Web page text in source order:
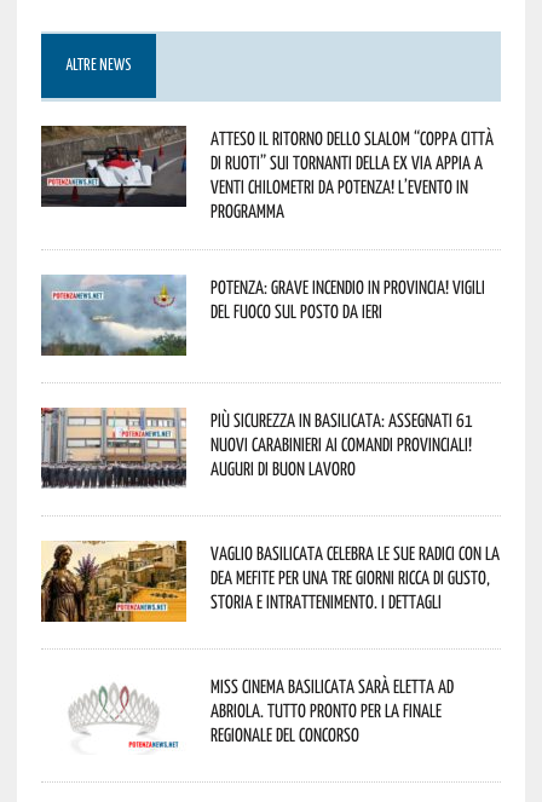
ALTRE NEWS
Atteso il ritorno dello slalom “Coppa Città
di Ruoti” sui tornanti della ex via Appia a
venti chilometri da Potenza! L’evento in
programma
Potenza: grave incendio in Provincia! Vigili
del fuoco sul posto da ieri
Più sicurezza in Basilicata: assegnati 61
nuovi Carabinieri ai Comandi provinciali!
Auguri di buon lavoro
Vaglio Basilicata celebra le sue radici con la
Dea Mefite per una tre giorni ricca di gusto,
storia e intrattenimento. I dettagli
Miss Cinema Basilicata sarà eletta ad
Abriola. Tutto pronto per la finale
regionale del concorso